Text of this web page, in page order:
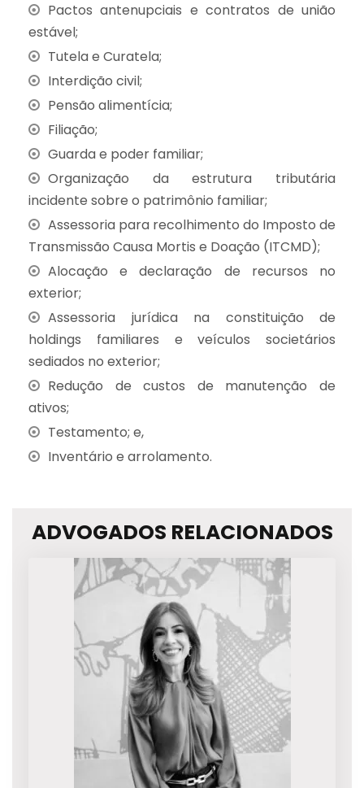
Pactos antenupciais e contratos de união
estável;
Tutela e Curatela;
Interdição civil;
Pensão alimentícia;
Filiação;
Guarda e poder familiar;
Organização da estrutura tributária
incidente sobre o patrimônio familiar;
Assessoria para recolhimento do Imposto de
Transmissão Causa Mortis e Doação (ITCMD);
Alocação e declaração de recursos no
exterior;
Assessoria jurídica na constituição de
holdings familiares e veículos societários
sediados no exterior;
Redução de custos de manutenção de
ativos;
Testamento; e,
Inventário e arrolamento.
ADVOGADOS RELACIONADOS